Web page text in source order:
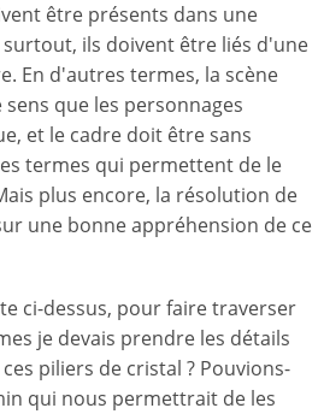
être présents dans une
ils doivent être liés d'une
En d'autres termes, la scène
que les personnages
et le cadre doit être sans
termes qui permettent de le
plus encore, la résolution de
une bonne appréhension de ce
ci-dessus, pour faire traverser
je devais prendre les détails
piliers de cristal ? Pouvions-
qui nous permettrait de les